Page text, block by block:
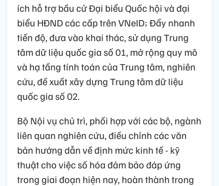
ích hỗ trợ bầu cử Đại biểu Quốc hội và đại
biểu HĐND các cấp trên VNeID; Đẩy nhanh
tiến độ, đưa vào khai thác, sử dụng Trung
tâm dữ liệu quốc gia số 01, mở rộng quy mô
và hạ tầng tính toán của Trung tâm, nghiên
cứu, đề xuất xây dựng Trung tâm dữ liệu
quốc gia số 02.
Bộ Nội vụ chủ trì, phối hợp với các bộ, ngành
liên quan nghiên cứu, điều chỉnh các văn
bản hướng dẫn về định mức kinh tế - kỹ
thuật cho việc số hóa đảm bảo đáp ứng
trong giai đoạn hiện nay, hoàn thành trong